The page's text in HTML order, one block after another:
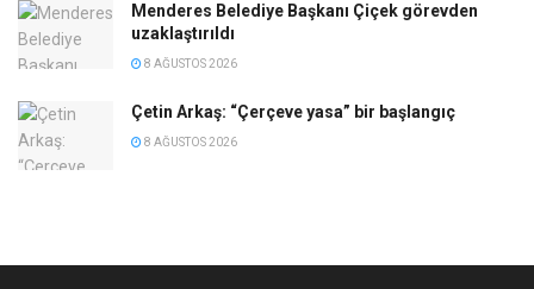
Menderes Belediye Başkanı Çiçek görevden
uzaklaştırıldı
8 AĞUSTOS 2026
Çetin Arkaş: “Çerçeve yasa” bir başlangıç
8 AĞUSTOS 2026